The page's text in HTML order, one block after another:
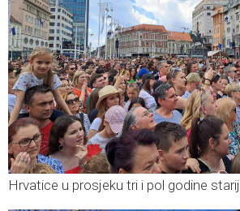
Hrvatice u prosjeku tri i pol godine